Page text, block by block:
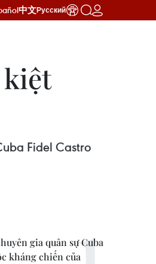
中文Русский
Fidel Castro
gia quân sự Cuba
kháng chiến của